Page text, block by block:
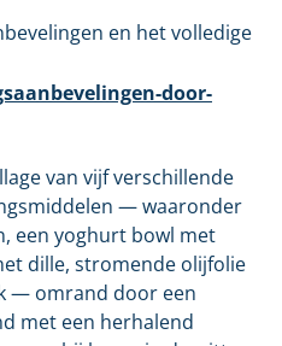
en het volledige
door-
van vijf verschillende
— waaronder
een yoghurt bowl met
dille, stromende olijfolie
— omrand door een
met een herhalend